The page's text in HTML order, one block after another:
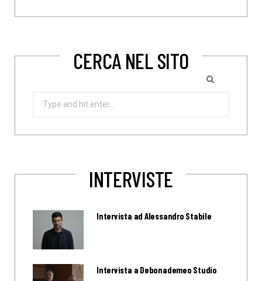
CERCA NEL SITO
Search
INTERVISTE
Intervista ad Alessandro Stabile
Intervista a Debonademeo Studio